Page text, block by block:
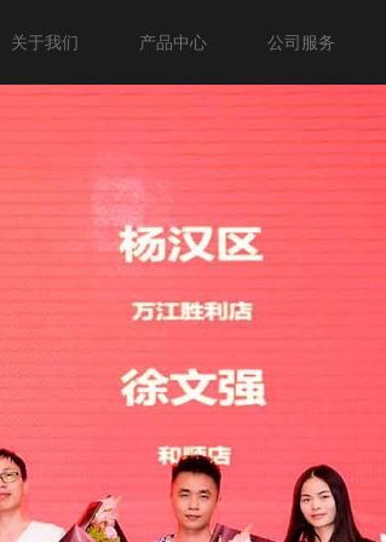
关于我们 产品中心 公司服务